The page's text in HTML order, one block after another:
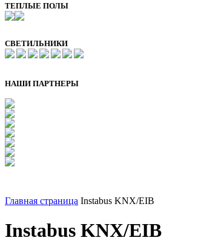
ТЕПЛЫЕ ПОЛЫ
СВЕТИЛЬНИКИ
НАШИ ПАРТНЕРЫ
Главная страница Instabus KNX/EIB
Instabus KNX/EIB